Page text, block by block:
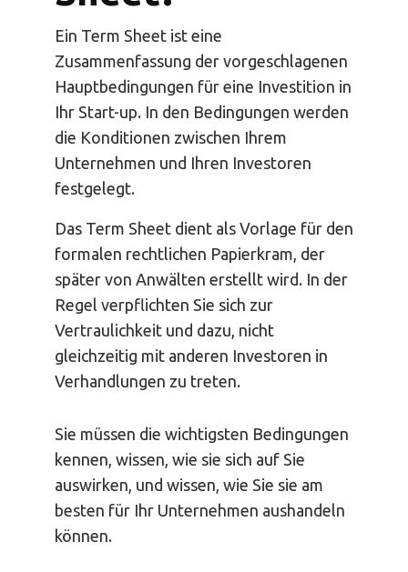
Ein Term Sheet ist eine
Zusammenfassung der vorgeschlagenen
Hauptbedingungen für eine Investition in
Ihr Start-up. In den Bedingungen werden
die Konditionen zwischen Ihrem
Unternehmen und Ihren Investoren
festgelegt.
Das Term Sheet dient als Vorlage für den
formalen rechtlichen Papierkram, der
später von Anwälten erstellt wird. In der
Regel verpflichten Sie sich zur
Vertraulichkeit und dazu, nicht
gleichzeitig mit anderen Investoren in
Verhandlungen zu treten.
Sie müssen die wichtigsten Bedingungen
kennen, wissen, wie sie sich auf Sie
auswirken, und wissen, wie Sie sie am
besten für Ihr Unternehmen aushandeln
können.